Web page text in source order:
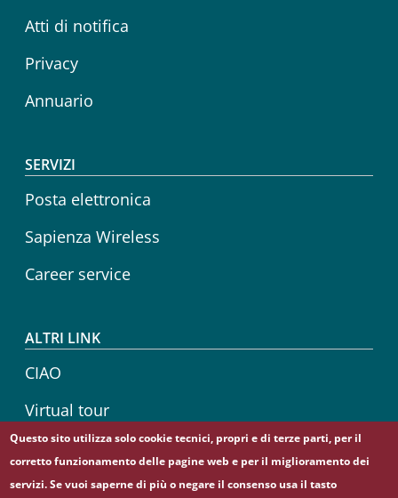
Atti di notifica
Privacy
Annuario
SERVIZI
Posta elettronica
Sapienza Wireless
Career service
ALTRI LINK
CIAO
Virtual tour
Sapienza Store
Questo sito utilizza solo cookie tecnici, propri e di terze parti, per il
corretto funzionamento delle pagine web e per il miglioramento dei
servizi. Se vuoi saperne di più o negare il consenso usa il tasto